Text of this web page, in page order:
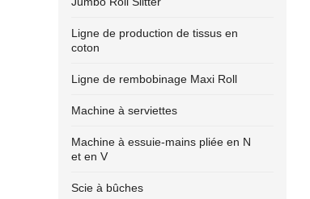
Ligne de production de tissus en
coton
Ligne de rembobinage Maxi Roll
Machine à serviettes
Machine à essuie-mains pliée en N
et en V
Scie à bûches